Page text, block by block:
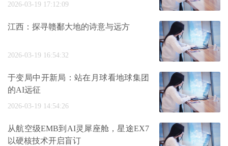
2026-03-19 17:12:09
江西：探寻赣鄱大地的诗意与远方
2026-03-19 16:54:32
于变局中开新局：站在月球看地球集团
的AI远征
2026-03-19 14:54:26
从航空级EMB到AI灵犀座舱，星途EX7
以硬核技术开启盲订